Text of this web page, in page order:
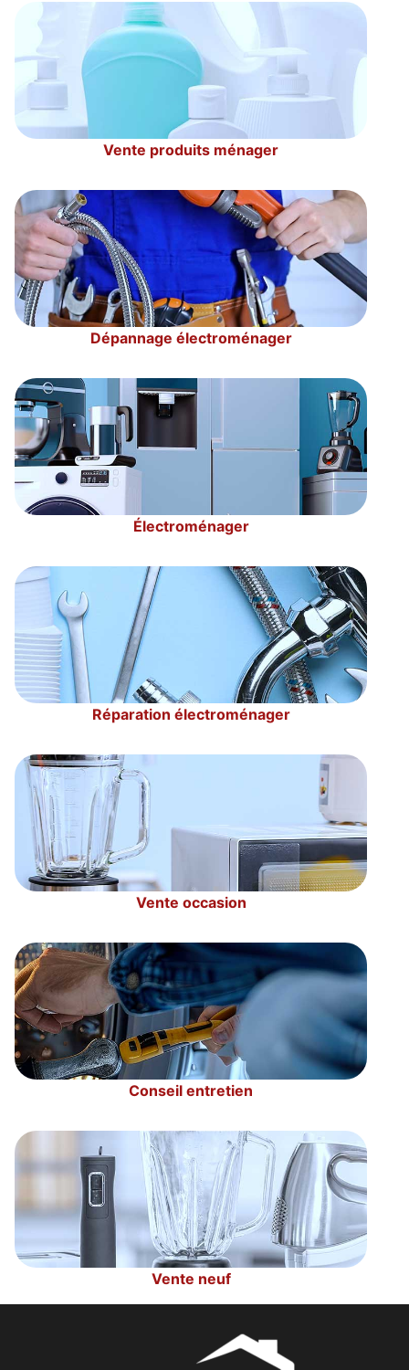
Vente produits ménager
Dépannage électroménager
Électroménager
Réparation électroménager
Vente occasion
Conseil entretien
Vente neuf